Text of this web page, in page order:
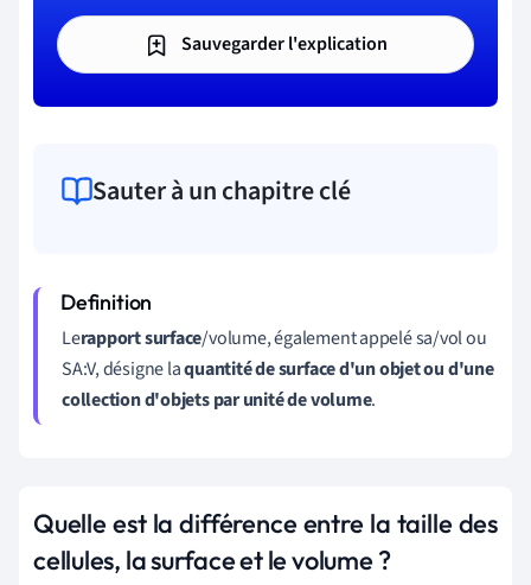
Sauvegarder l'explication
Sauter à un chapitre clé
Lerapport surface/volume, également appelé sa/vol ou
SA:V, désigne laquantité de surface d'un objet ou d'une
collection d'objets par unité de volume.
Quelle est la différence entre la taille des
cellules, la surface et le volume ?